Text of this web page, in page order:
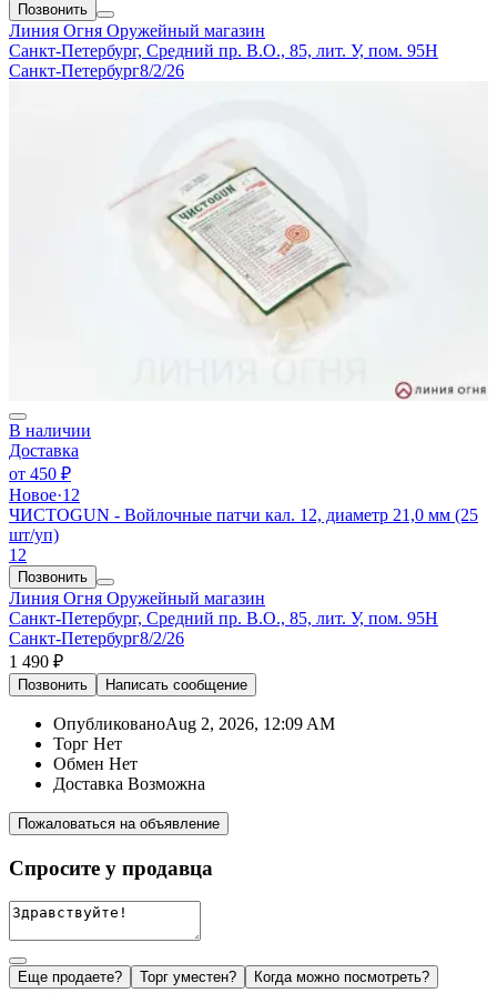
Позвонить
Линия Огня Оружейный магазин
Санкт-Петербург, Средний пр. В.О., 85, лит. У, пом. 95Н
Санкт-Петербург8/2/26
В наличии
Доставка
от 450 ₽
Новое·12
ЧИСТОGUN - Войлочные патчи кал. 12, диаметр 21,0 мм (25
шт/уп)
12
Позвонить
Линия Огня Оружейный магазин
Санкт-Петербург, Средний пр. В.О., 85, лит. У, пом. 95Н
Санкт-Петербург8/2/26
1 490 ₽
Позвонить Написать сообщение
ОпубликованоAug 2, 2026, 12:09 AM
Торг Нет
Обмен Нет
Доставка Возможна
Пожаловаться на объявление
Спросите у продавца
Еще продаете? Торг уместен? Когда можно посмотреть?